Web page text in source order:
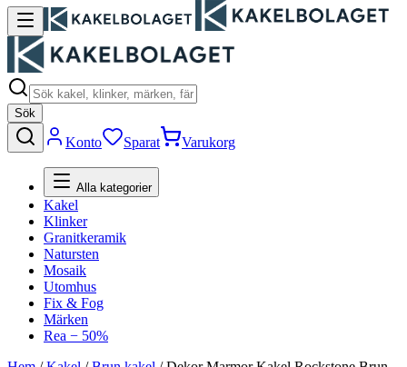
Sök
Konto Sparat Varukorg
Alla kategorier
Kakel
Klinker
Granitkeramik
Natursten
Mosaik
Utomhus
Fix & Fog
Märken
Rea − 50%